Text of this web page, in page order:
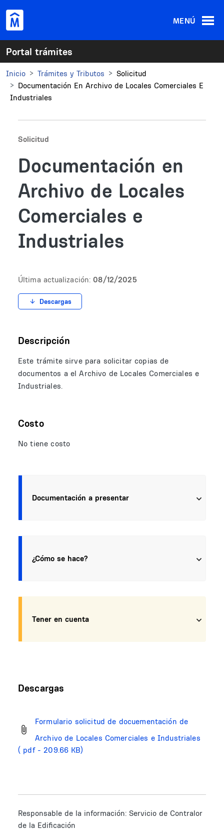
MENÚ
Portal trámites
Inicio Trámites y Tributos
Solicitud
Documentación En Archivo de Locales Comerciales E
Industriales
Solicitud
Documentación en
Archivo de Locales
Comerciales e
Industriales
Última actualización: 08/12/2025
Descargas
Descripción
Este trámite sirve para solicitar copias de
documentos a el Archivo de Locales Comerciales e
Industriales.
Costo
No tiene costo
Documentación a presentar
¿Cómo se hace?
Tener en cuenta
Descargas
Formulario solicitud de docuementación de
Archivo de Locales Comerciales e Industriales
( pdf - 209.66 KB)
Responsable de la información: Servicio de Contralor
de la Edificación